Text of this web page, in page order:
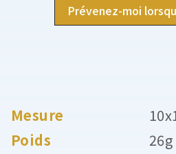
Prévenez-moi
Mesure
Poids
26g